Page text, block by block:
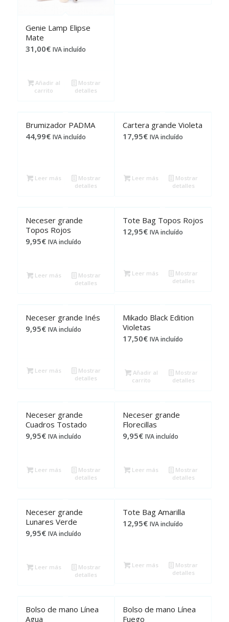
Genie Lamp Elipse
Mate
31,00€ IVA incluído
Añadir al
carrito
Mostrar
detalles
Brumizador PADMA
44,99€ IVA incluído
Leer más
Mostrar
detalles
Cartera grande Violeta
17,95€ IVA incluído
Leer más
Mostrar
detalles
Neceser grande
Topos Rojos
9,95€ IVA incluído
Leer más
Mostrar
detalles
Tote Bag Topos Rojos
12,95€ IVA incluído
Leer más
Mostrar
detalles
Neceser grande Inés
9,95€ IVA incluído
Leer más
Mostrar
detalles
Mikado Black Edition
Violetas
17,50€ IVA incluído
Añadir al
carrito
Mostrar
detalles
Neceser grande
Cuadros Tostado
9,95€ IVA incluído
Leer más
Mostrar
detalles
Neceser grande
Florecillas
9,95€ IVA incluído
Leer más
Mostrar
detalles
Neceser grande
Lunares Verde
9,95€ IVA incluído
Leer más
Mostrar
detalles
Tote Bag Amarilla
12,95€ IVA incluído
Leer más
Mostrar
detalles
Bolso de mano Línea
Agua
Bolso de mano Línea
Fuego